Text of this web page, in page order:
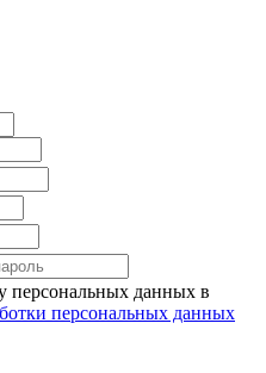
персональных данных в
персональных данных